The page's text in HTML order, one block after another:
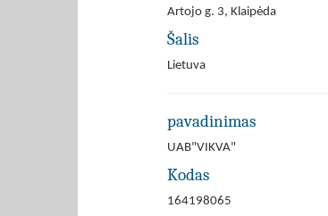
Artojo g. 3, Klaipėda
Šalis
Lietuva
pavadinimas
UAB"VIKVA"
Kodas
164198065